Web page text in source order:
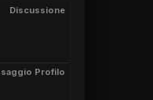
Discussione
Profilo